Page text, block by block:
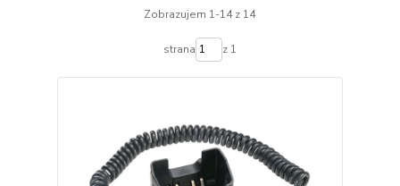
Zobrazujem 1-14 z 14
strana z 1